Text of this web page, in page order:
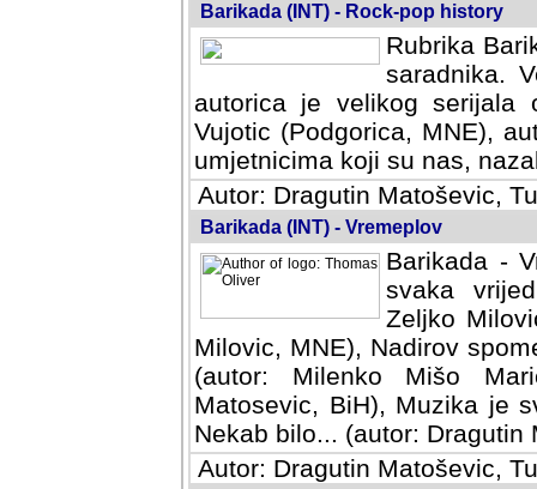
Barikada (INT) - Rock-pop history
Rubrika
saradnika.
autorica je velikog serijala
Vujotic (Podgorica, MNE),
umjetnicima koji su nas,
Autor: Dragutin Matoševic,
Barikada (INT) - Vremeplov
Barikada -
svaka
Milovic,
MNE), Nadirov spomenar
Milenko Mišo Maric, UK),
Muzika je svirala (autor:
(autor: Dragutin Matosevic,
Autor: Dragutin Matoševic,